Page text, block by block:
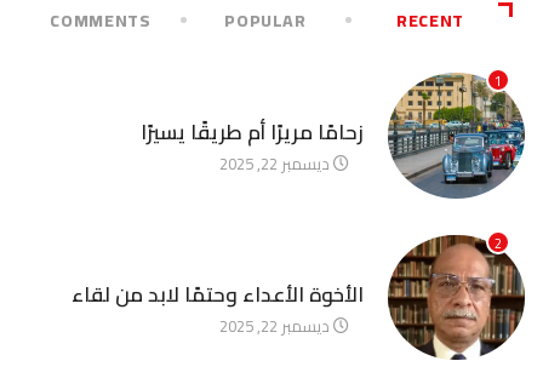
RECENT
POPULAR
COMMENTS
1
زحامًا مريرًا أم طريقًا يسيرًا
ديسمبر 22, 2025
2
الأخوة الأعداء وحتمًا لابد من لقاء
ديسمبر 22, 2025